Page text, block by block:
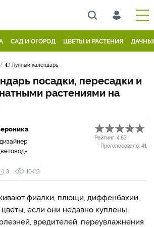
САД И ОГОРОД ЦВЕТЫ И РАСТЕНИЯ
🌔 Лунный календарь
посадки, пересадки и
растениями на
Рейтинг: 4.83
Проголосовало: 41
3 10413
фиалки, плющи, диффенбахии,
если они недавно куплены,
вредителей, переувлажнения